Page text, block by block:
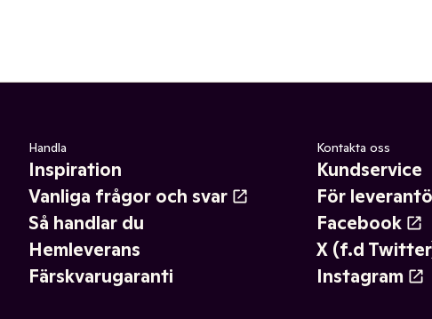
Handla
Inspiration
Vanliga frågor och svar
Så handlar du
Hemleverans
Färskvarugaranti
Kontakta oss
Kundservice
För
Facebook
X (f.d
Instagram